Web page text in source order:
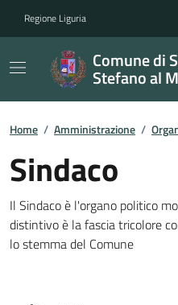
Regione Liguria
Comune di
Stefano al
Home / Amministrazione /
Sindaco
Il Sindaco è l'organo politico
distintivo è la fascia tricolore
lo stemma del Comune